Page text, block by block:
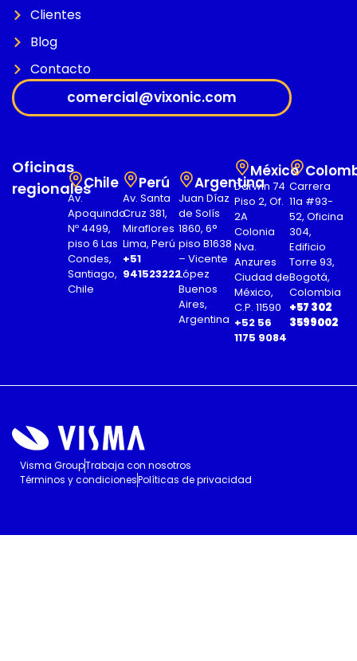
Clientes
Blog
Contacto
comercial@vixonic.com
Oficinas
regionalesChile
Av.
Apoquindo
Nº 4499,
piso 6 Las
Condes,
Santiago,
Chile
Perú
Av. Santa
Cruz 381,
Miraflores
Lima, Perú
+51
941523222
Argentina
Juan Díaz
de Solís
1860, 6°
piso B1638
– Vicente
López
Buenos
Aires,
Argentina
México
Darwin 74
Piso 2, Of.
2A
Colonia
Nva.
Anzures
Ciudad de
México,
C.P. 11590
+52 56
1175 9084
Carrera
11a #93-
52, Oficina
304,
Edificio
Torre 93,
Bogotá,
Colombia
+57 302
3599002
Visma GroupTrabaja con nosotros
Términos y condicionesPolíticas de privacidad